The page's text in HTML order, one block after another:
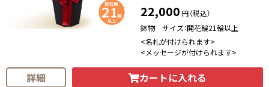
22,000 円（税込）
鉢物 サイズ：開花輪21輪以上
<名札が付けられます>
<メッセージが付けられます>
詳細 カートに入れる